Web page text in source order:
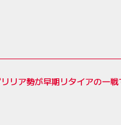
リア勢が早期リタイアの一